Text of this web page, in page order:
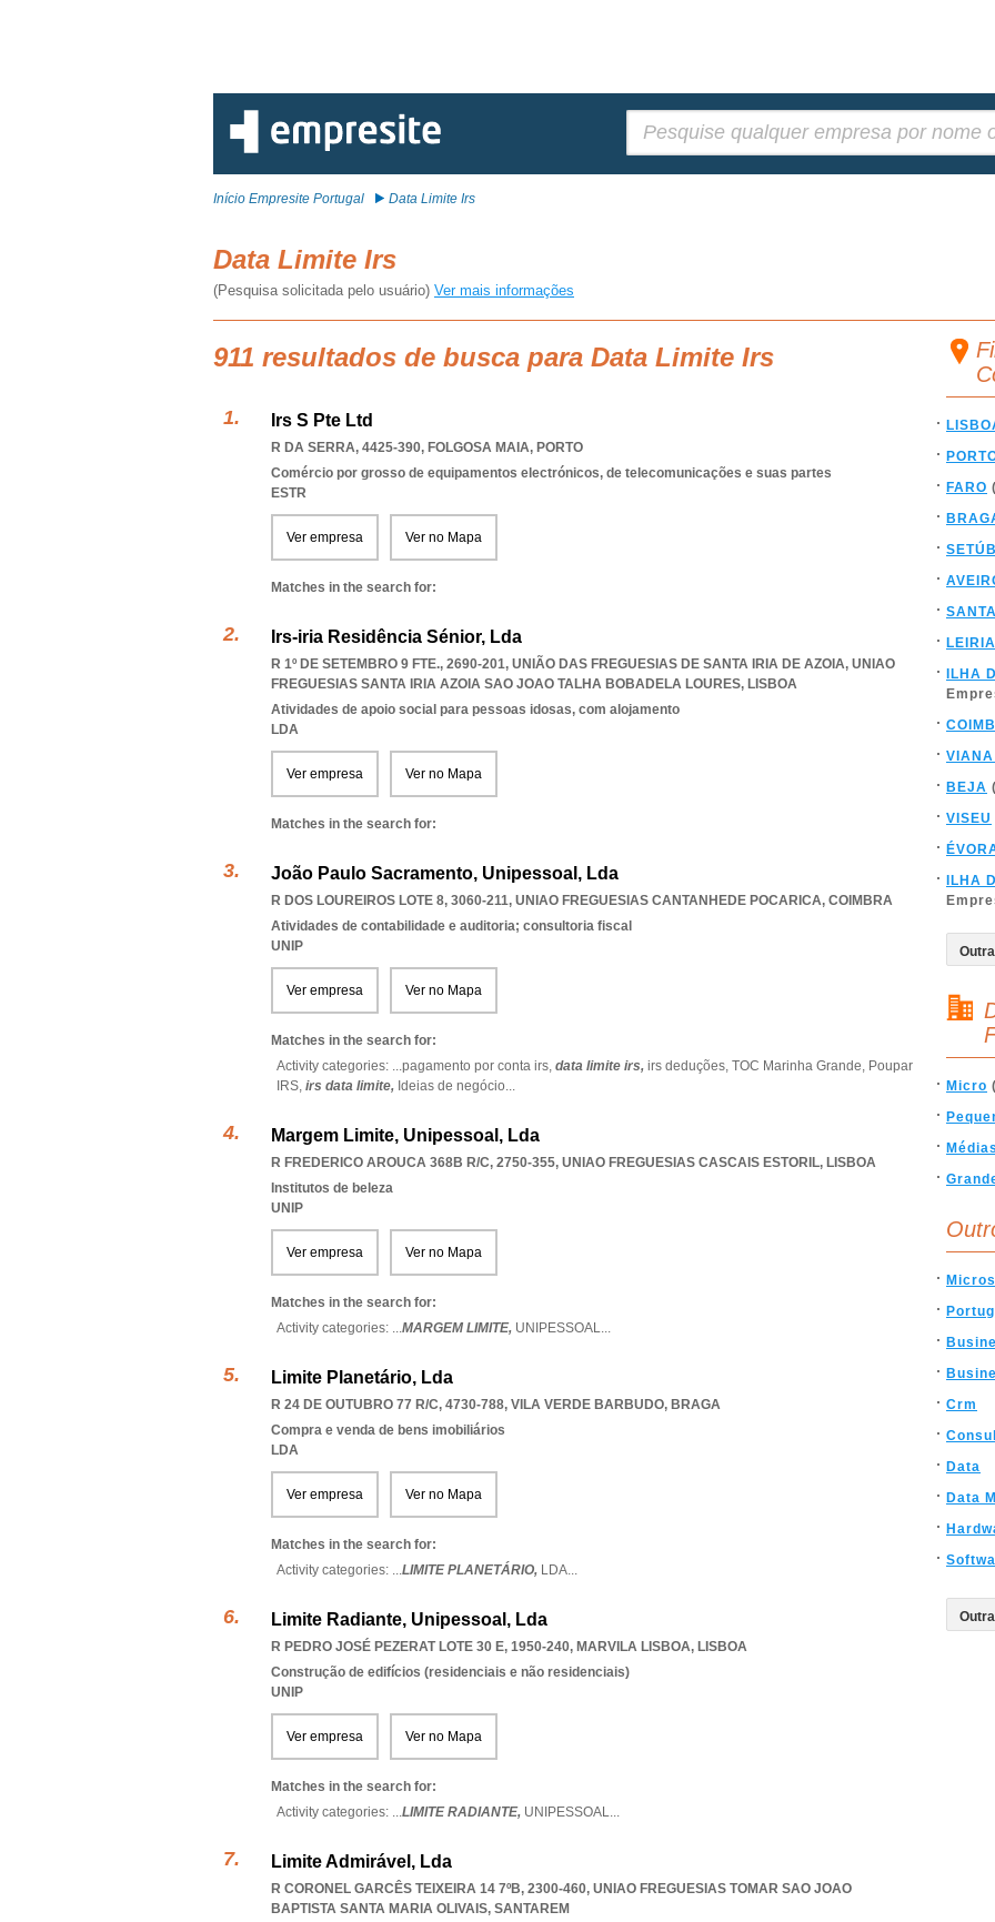
Início Empresite Portugal Data Limite Irs
Data Limite Irs
(Pesquisa solicitada pelo usuário) Ver mais informações
911 resultados de busca para Data Limite Irs
Irs S Pte Ltd
R DA SERRA, 4425-390, FOLGOSA MAIA, PORTO
Comércio por grosso de equipamentos electrónicos, de telecomunicações e suas partes
ESTR
Ver empresa Ver no Mapa
Matches in the search for:
Irs-iria Residência Sénior, Lda
R 1º DE SETEMBRO 9 FTE., 2690-201, UNIÃO DAS FREGUESIAS DE SANTA IRIA DE AZOIA, UNIAO
FREGUESIAS SANTA IRIA AZOIA SAO JOAO TALHA BOBADELA LOURES, LISBOA
Atividades de apoio social para pessoas idosas, com alojamento
LDA
Ver empresa Ver no Mapa
Matches in the search for:
João Paulo Sacramento, Unipessoal, Lda
R DOS LOUREIROS LOTE 8, 3060-211, UNIAO FREGUESIAS CANTANHEDE POCARICA, COIMBRA
Atividades de contabilidade e auditoria; consultoria fiscal
UNIP
Ver empresa Ver no Mapa
Matches in the search for:
Activity categories: ...pagamento por conta irs, data limite irs, irs deduções, TOC Marinha Grande, Poupar
IRS, irs data limite, Ideias de negócio...
Margem Limite, Unipessoal, Lda
R FREDERICO AROUCA 368B R/C, 2750-355, UNIAO FREGUESIAS CASCAIS ESTORIL, LISBOA
Institutos de beleza
UNIP
Ver empresa Ver no Mapa
Matches in the search for:
Activity categories: ...MARGEM LIMITE, UNIPESSOAL...
Limite Planetário, Lda
R 24 DE OUTUBRO 77 R/C, 4730-788, VILA VERDE BARBUDO, BRAGA
Compra e venda de bens imobiliários
LDA
Ver empresa Ver no Mapa
Matches in the search for:
Activity categories: ...LIMITE PLANETÁRIO, LDA...
Limite Radiante, Unipessoal, Lda
R PEDRO JOSÉ PEZERAT LOTE 30 E, 1950-240, MARVILA LISBOA, LISBOA
Construção de edifícios (residenciais e não residenciais)
UNIP
Ver empresa Ver no Mapa
Matches in the search for:
Activity categories: ...LIMITE RADIANTE, UNIPESSOAL...
Limite Admirável, Lda
R CORONEL GARCÊS TEIXEIRA 14 7ºB, 2300-460, UNIAO FREGUESIAS TOMAR SAO JOAO
BAPTISTA SANTA MARIA OLIVAIS, SANTAREM
FARO
LEIRIA
ILHA
BEJA
VISEU
ILHA
Micro
Médias
Crm
Data
Data